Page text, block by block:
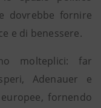
dovrebbe fornire
e di benessere.
molteplici: far
Adenauer e
fornendo